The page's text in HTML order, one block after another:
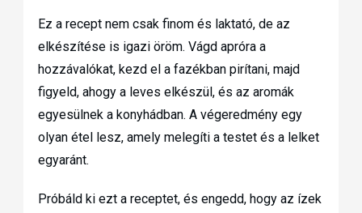
Ez a recept nem csak finom és laktató, de az
elkészítése is igazi öröm. Vágd apróra a
hozzávalókat, kezd el a fazékban pirítani, majd
figyeld, ahogy a leves elkészül, és az aromák
egyesülnek a konyhádban. A végeredmény egy
olyan étel lesz, amely melegíti a testet és a lelket
egyaránt.
Próbáld ki ezt a receptet, és engedd, hogy az ízek